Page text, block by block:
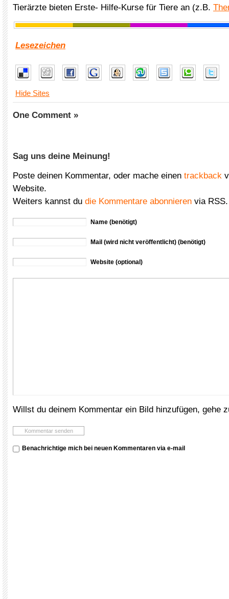
Tierärzte bieten Erste- Hilfe-Kurse für Tiere an (z.B.
Lesezeichen
Hide Sites
One Comment »
Sag uns deine Meinung!
Poste deinen Kommentar, oder mache einen trackback
Website.
Weiters kannst du die Kommentare abonnieren via RSS.
Name (benötigt)
Mail (wird nicht veröffentlicht) (benötigt)
Website (optional)
Willst du deinem Kommentar ein Bild hinzufügen, gehe
Benachrichtige mich bei neuen Kommentaren via e-mail